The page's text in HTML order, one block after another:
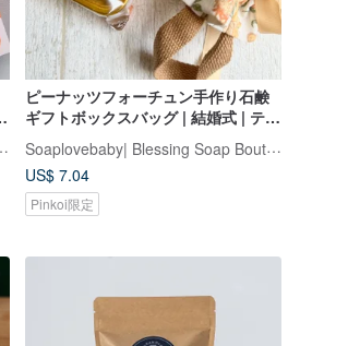
Boutique
ピーナッツフォーチュン手作り石鹸
ギフトボックスバッグ | 結婚式 | テー
業ギフト
Soaplovebaby| Blessing Soap Boutique
US$ 7.04
Pinkoi限定